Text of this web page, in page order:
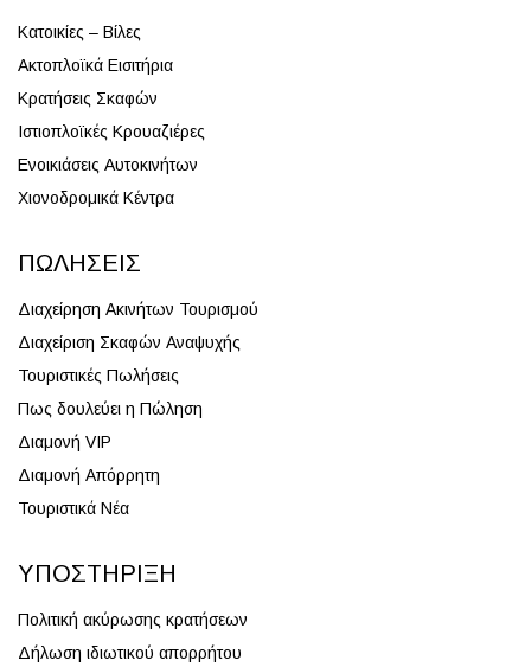
Κατοικίες – Βίλες
Ακτοπλοϊκά Εισιτήρια
Κρατήσεις Σκαφών
Ιστιοπλοϊκές Κρουαζιέρες
Ενοικιάσεις Αυτοκινήτων
Χιονοδρομικά Κέντρα
ΠΩΛΉΣΕΙΣ
Διαχείρηση Ακινήτων Τουρισμού
Διαχείριση Σκαφών Αναψυχής
Τουριστικές Πωλήσεις
Πως δουλεύει η Πώληση
Διαμονή VIP
Διαμονή Απόρρητη
Τουριστικά Νέα
ΥΠΟΣΤΉΡΙΞΗ
Πολιτική ακύρωσης κρατήσεων
Δήλωση ιδιωτικού απορρήτου